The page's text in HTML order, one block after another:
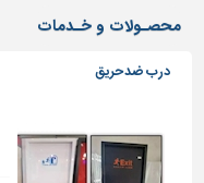
مصالح
و
حفاظ
محصـولات و خـدمات
درب ضد حریق